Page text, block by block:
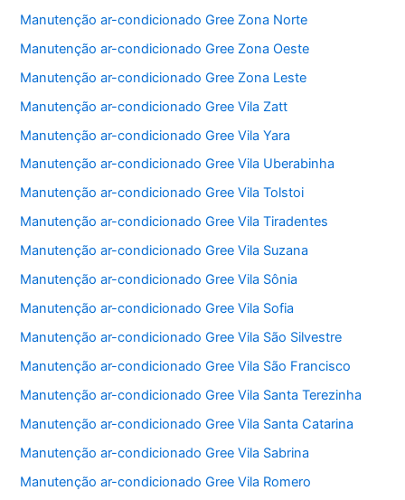
Manutenção ar-condicionado Gree Zona Norte
Manutenção ar-condicionado Gree Zona Oeste
Manutenção ar-condicionado Gree Zona Leste
Manutenção ar-condicionado Gree Vila Zatt
Manutenção ar-condicionado Gree Vila Yara
Manutenção ar-condicionado Gree Vila Uberabinha
Manutenção ar-condicionado Gree Vila Tolstoi
Manutenção ar-condicionado Gree Vila Tiradentes
Manutenção ar-condicionado Gree Vila Suzana
Manutenção ar-condicionado Gree Vila Sônia
Manutenção ar-condicionado Gree Vila Sofia
Manutenção ar-condicionado Gree Vila São Silvestre
Manutenção ar-condicionado Gree Vila São Francisco
Manutenção ar-condicionado Gree Vila Santa Terezinha
Manutenção ar-condicionado Gree Vila Santa Catarina
Manutenção ar-condicionado Gree Vila Sabrina
Manutenção ar-condicionado Gree Vila Romero